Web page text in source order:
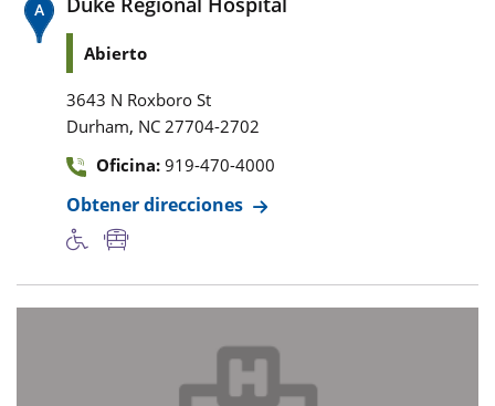
Abierto
3643 N Roxboro St
Durham, NC 27704-2702
Oficina: 919-470-4000
Obtener direcciones